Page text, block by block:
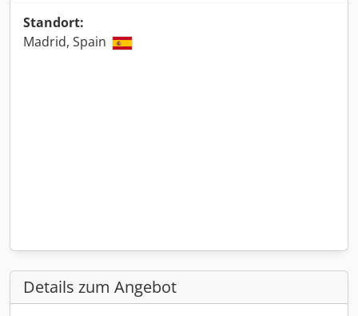
Standort:
Madrid, Spain
Details zum Angebot